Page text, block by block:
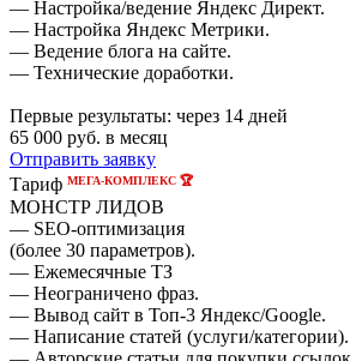
— Настройка/ведение Яндекс Директ.
— Настройка Яндекс Метрики.
— Ведение блога на сайте.
— Технические доработки.
Первые результаты: через 14 дней
65 000 руб. в месяц
Отправить заявку
Тариф МЕГА-КОМПЛЕКС 🏆
МОНСТР ЛИДОВ
— SEO-оптимизация
(более 30 параметров).
— Ежемесячные ТЗ
— Неограничено фраз.
— Вывод сайт в Топ-3 Яндекс/Google.
— Написание статей (услуги/категории).